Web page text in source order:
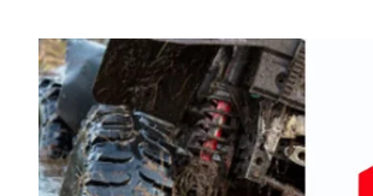
contenido